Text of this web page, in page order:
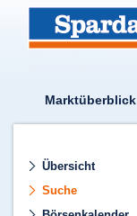
Marktüberblick
Übersicht
Suche